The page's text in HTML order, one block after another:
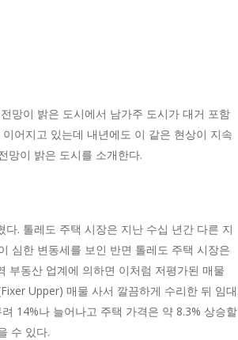
망이 밝은 도시에서 남가주 도시가 대거 포함
어지고 있는데 내년에도 이 같은 현상이 지속
망이 밝은 도시를 소개한다.
. 톨레도 주택 시장은 지난 수십 년간 다른 지
심한 변동세를 보인 반면 톨레도 주택 시장은
부동산 업계에 의하면 이처럼 저평가된 매물
Upper) 매물 사서 깔끔하게 수리한 뒤 임대
14%나 늘어나고 주택 가격은 약 8.3% 상승할
수 있다.